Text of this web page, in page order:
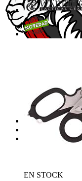
EN STOCK